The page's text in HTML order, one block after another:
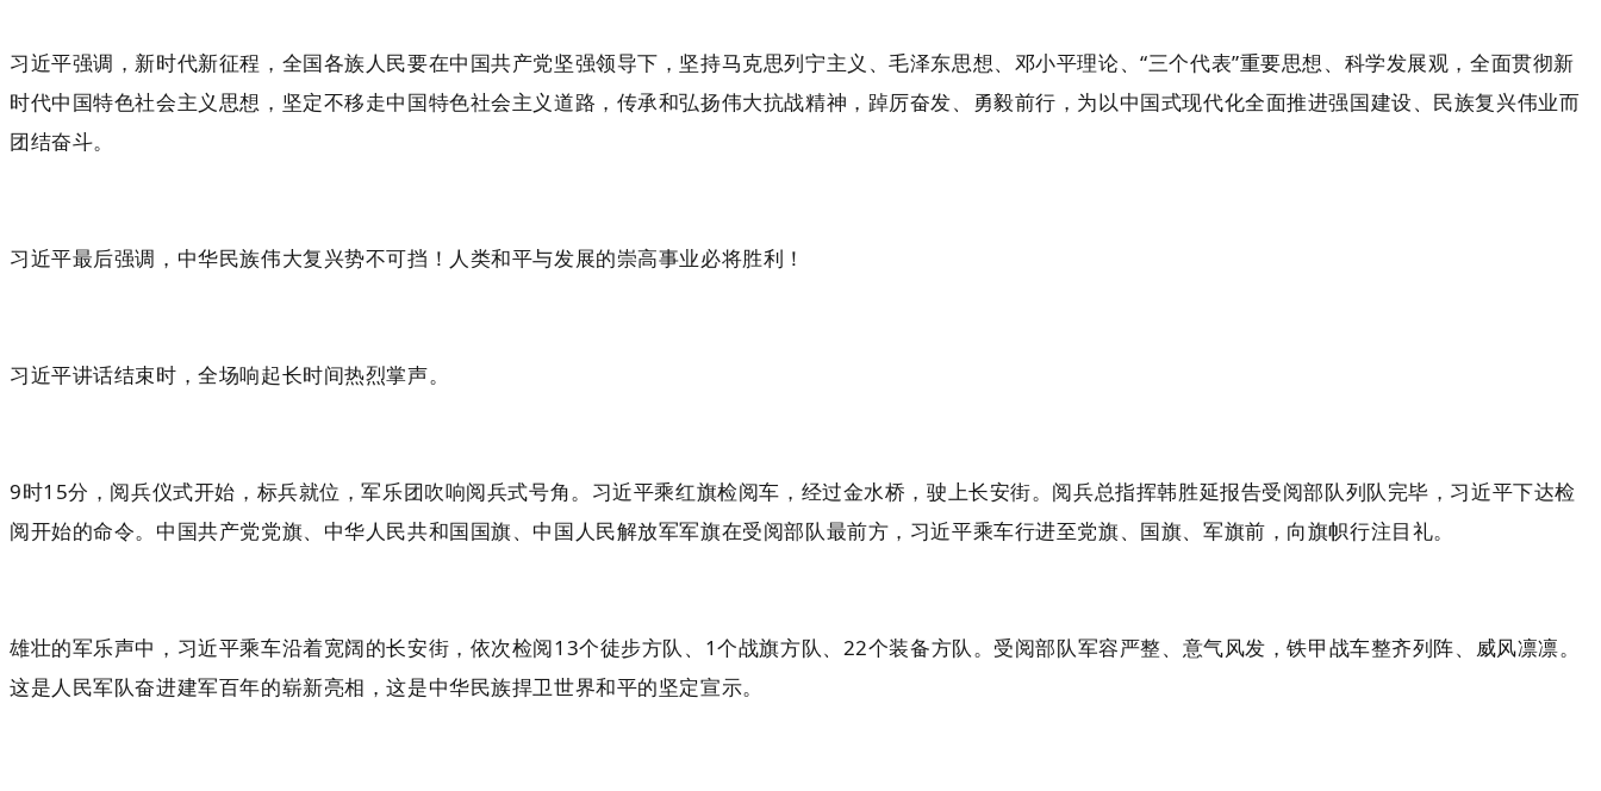
习近平强调，新时代新征程，全国各族人民要在中国共产党坚强领导下，坚持马克思列宁主义、毛泽东思想、邓小平理论、“三个代表”重要思想、科学发展观，全面贯彻新
时代中国特色社会主义思想，坚定不移走中国特色社会主义道路，传承和弘扬伟大抗战精神，踔厉奋发、勇毅前行，为以中国式现代化全面推进强国建设、民族复兴伟业而
团结奋斗。
习近平最后强调，中华民族伟大复兴势不可挡！人类和平与发展的崇高事业必将胜利！
习近平讲话结束时，全场响起长时间热烈掌声。
9时15分，阅兵仪式开始，标兵就位，军乐团吹响阅兵式号角。习近平乘红旗检阅车，经过金水桥，驶上长安街。阅兵总指挥韩胜延报告受阅部队列队完毕，习近平下达检
阅开始的命令。中国共产党党旗、中华人民共和国国旗、中国人民解放军军旗在受阅部队最前方，习近平乘车行进至党旗、国旗、军旗前，向旗帜行注目礼。
雄壮的军乐声中，习近平乘车沿着宽阔的长安街，依次检阅13个徒步方队、1个战旗方队、22个装备方队。受阅部队军容严整、意气风发，铁甲战车整齐列阵、威风凛凛。
这是人民军队奋进建军百年的崭新亮相，这是中华民族捍卫世界和平的坚定宣示。